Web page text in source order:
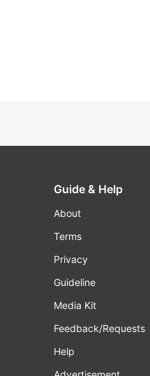
Guide & Help
About
Terms
Privacy
Guideline
Media Kit
Feedback/Requests
Help